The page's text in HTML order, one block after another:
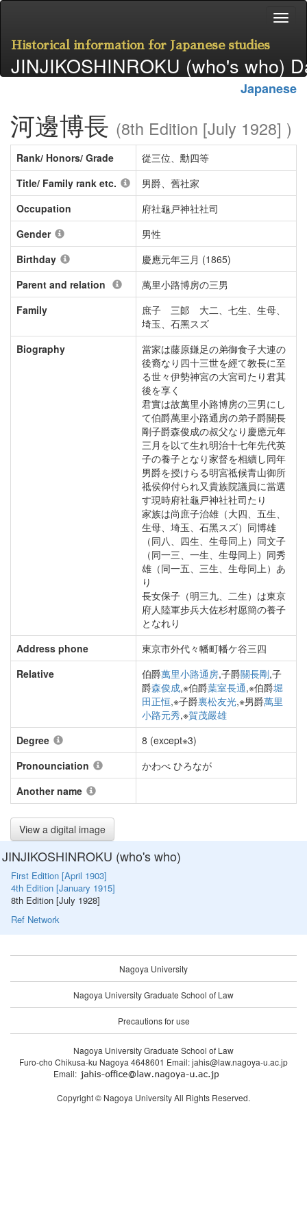
Historical information for Japanese studies
JINJIKOSHINROKU (who's who)
Japanese
河邊博長 (8th Edition [July 1928] )
Rank/ Honors/ Grade
從三位、勳四等
Title/ Family rank etc.
男爵、舊社家
Occupation
府社龜戸神社社司
Gender
男性
Birthday
慶應元年三月 (1865)
Parent and relation
萬里小路博房の三男
Family
庶子 三郞 大二、七生、生母、
埼玉、石黑スズ
Biography
當家は藤原鎌足の弟御食子大連の
後裔なり四十三世を經て教長に至
る世々伊勢神宮の大宮司たり君其
後を享く
君實は故萬里小路博房の三男にし
て伯爵萬里小路通房の弟子爵關長
剛子爵森俊成の叔父なり慶應元年
三月を以て生れ明治十七年先代英
子の養子となり家督を相續し同年
男爵を授けらる明宮祗候青山御所
祗侯仰付られ又貴族院議員に當選
す現時府社龜戸神社社司たり
家族は尚庶子治雄（大四、五生、
生母、埼玉、石黑スズ）同博雄
（同八、四生、生母同上）同文子
（同一三、一生、生母同上）同秀
雄（同一五、三生、生母同上）あ
り
長女保子（明三九、二生）は東京
府人陸軍步兵大佐杉村愿簡の養子
となれり
Address phone
東京市外代々幡町幡ケ谷三四
Relative
伯爵萬里小路通房,子爵關長剛,子
爵森俊成,※伯爵葉室長通,※伯爵堀
田正恒,※子爵裏松友光,※男爵萬里
小路元秀,※賀茂嚴雄
Degree
8 (except※3)
Pronounciation
かわべ ひろなが
Another name
View a digital image
JINJIKOSHINROKU (who's who)
First Edition [April 1903]
4th Edition [January 1915]
8th Edition [July 1928]
Ref Network
Nagoya University
Nagoya University Graduate School of Law
Precautions for use
Nagoya University Graduate School of Law
Furo-cho Chikusa-ku Nagoya 4648601 Email: jahis@law.nagoya-u.ac.jp
Email:
Copyright © Nagoya University All Rights Reserved.